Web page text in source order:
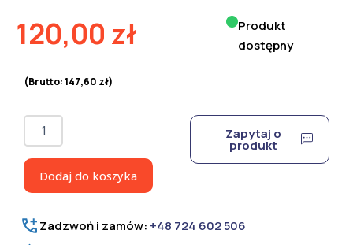
120,00 zł
(Brutto:147,60 zł)
Produkt
dostępny
ilość
Rękawice
Typ
1
Dodaj do koszyka
Zapytaj o
produkt
Zadzwoń i zamów: +48 724 602 506